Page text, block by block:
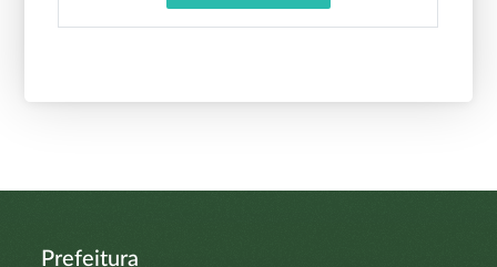
Prefeitura